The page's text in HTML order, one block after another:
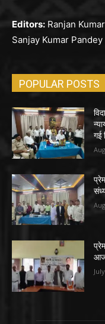
Editors: Ranjan
Sanjay Kumar Pandey
POPULAR POSTS
गई
आज